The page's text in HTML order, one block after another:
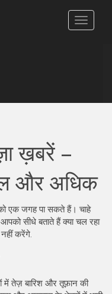
टॉगल
ख़बरें –
और अधिक
एक जगह पा सकते हैं। चाहे
सीधे बताते हैं क्या चल रहा
करेंगे.
तेज़ बारिश और तूफ़ान की